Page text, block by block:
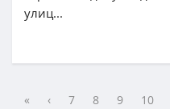
улиц...
« ‹ 7 8 9 10